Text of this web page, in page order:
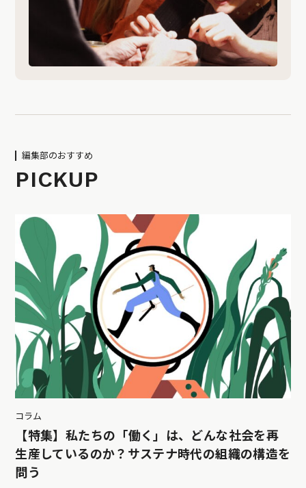
編集部のおすすめ
PICKUP
コラム
【特集】私たちの「働く」は、どんな社会を再
生産しているのか？サステナ時代の組織の構造を
問う